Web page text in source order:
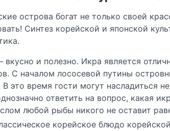
острова богат не только своей
Синтез корейской и японской
вкусно и полезно. Икра является
С началом лососевой путины
В это время гости могут
ответить на вопрос, какая
любой рыбы никого не оставит
корейское блюдо